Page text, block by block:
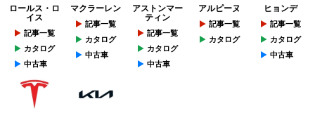
ロールス・ロ
イス
記事一覧
カタログ
中古車
マクラーレン
記事一覧
カタログ
中古車
アストンマー
ティン
記事一覧
カタログ
中古車
アルピーヌ
記事一覧
カタログ
ヒョンデ
記事一覧
カタログ
中古車